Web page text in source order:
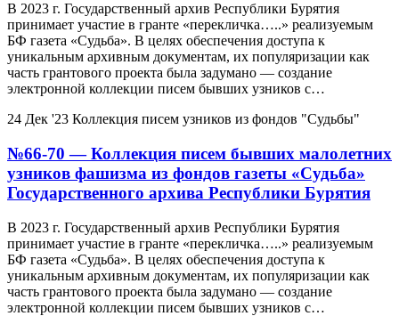
В 2023 г. Государственный архив Республики Бурятия
принимает участие в гранте «перекличка…..» реализуемым
БФ газета «Судьба». В целях обеспечения доступа к
уникальным архивным документам, их популяризации как
часть грантового проекта была задумано — создание
электронной коллекции писем бывших узников с…
24 Дек '23 Коллекция писем узников из фондов "Судьбы"
№66-70 — Коллекция писем бывших малолетних
узников фашизма из фондов газеты «Судьба»
Государственного архива Республики Бурятия
В 2023 г. Государственный архив Республики Бурятия
принимает участие в гранте «перекличка…..» реализуемым
БФ газета «Судьба». В целях обеспечения доступа к
уникальным архивным документам, их популяризации как
часть грантового проекта была задумано — создание
электронной коллекции писем бывших узников с…